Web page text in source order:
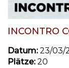
INCONTRO
Datum:23/03/
Plätze:20